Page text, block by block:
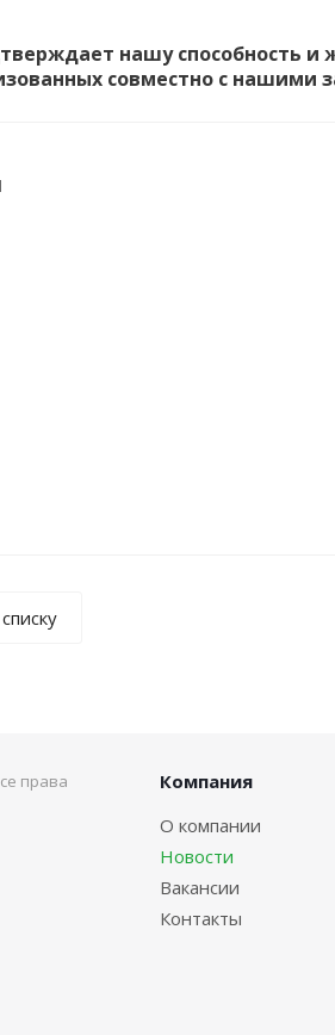
нашу способность и
совместно с нашими
права
Компания
О компании
Новости
Вакансии
Контакты